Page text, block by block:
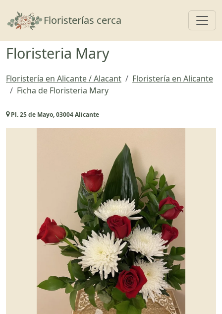
Floristerías cerca
Floristeria Mary
Floristería en Alicante / Alacant
Floristería en Alicante
Ficha de Floristeria Mary
Pl. 25 de Mayo, 03004 Alicante